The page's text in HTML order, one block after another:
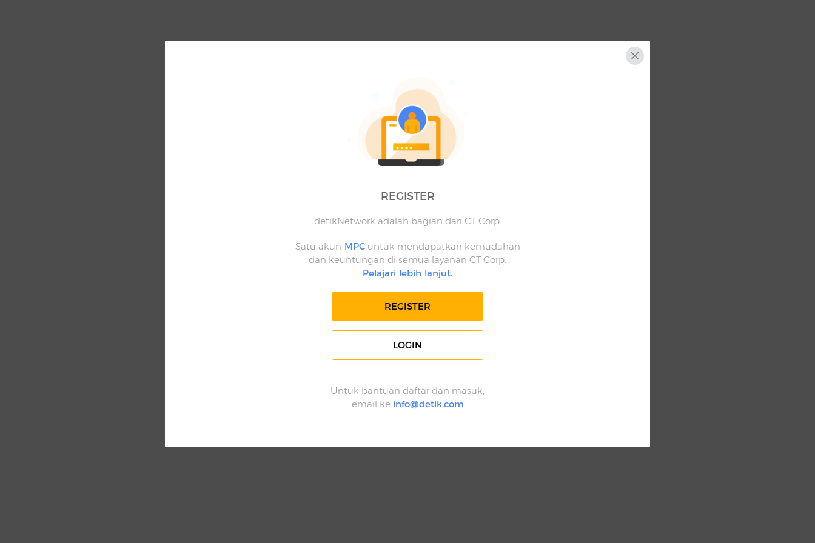
REGISTER
detikNetwork adalah bagian dari CT Corp.
Satu akun MPCuntuk mendapatkan kemudahan
dan keuntungan di semua layanan CT Corp.
Pelajari lebih lanjut.
REGISTER
LOGIN
Untuk bantuan daftar dan masuk,
email ke info@detik.com